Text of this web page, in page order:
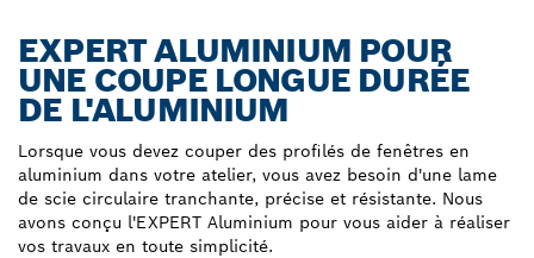
EXPERT ALUMINIUM POUR
UNE COUPE LONGUE DURÉE
DE L'ALUMINIUM
Lorsque vous devez couper des profilés de fenêtres en
aluminium dans votre atelier, vous avez besoin d'une lame
de scie circulaire tranchante, précise et résistante. Nous
avons conçu l'EXPERT Aluminium pour vous aider à réaliser
vos travaux en toute simplicité.